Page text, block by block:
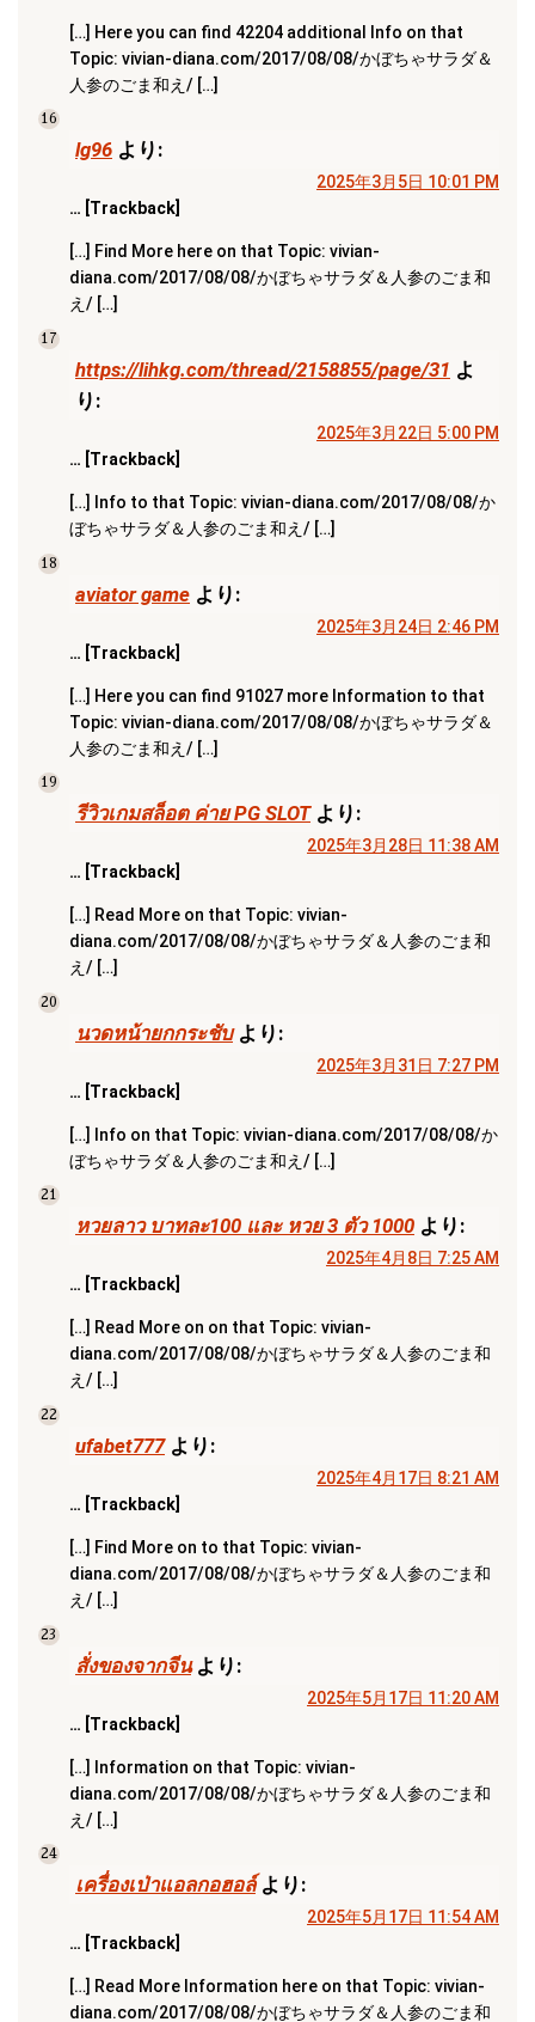
[…] Here you can find 42204 additional Info on that
Topic: vivian-diana.com/2017/08/08/かぼちゃサラダ＆
人参のごま和え/ […]
16
lg96 より:
2025年3月5日 10:01 PM
… [Trackback]
[…] Find More here on that Topic: vivian-
diana.com/2017/08/08/かぼちゃサラダ＆人参のごま和
え/ […]
17
https://lihkg.com/thread/2158855/page/31 よ
り:
2025年3月22日 5:00 PM
… [Trackback]
[…] Info to that Topic: vivian-diana.com/2017/08/08/か
ぼちゃサラダ＆人参のごま和え/ […]
18
aviator game より:
2025年3月24日 2:46 PM
… [Trackback]
[…] Here you can find 91027 more Information to that
Topic: vivian-diana.com/2017/08/08/かぼちゃサラダ＆
人参のごま和え/ […]
19
รีวิวเกมสล็อต ค่าย PG SLOT より:
2025年3月28日 11:38 AM
… [Trackback]
[…] Read More on that Topic: vivian-
diana.com/2017/08/08/かぼちゃサラダ＆人参のごま和
え/ […]
20
นวดหน้ายกกระชับ より:
2025年3月31日 7:27 PM
… [Trackback]
[…] Info on that Topic: vivian-diana.com/2017/08/08/か
ぼちゃサラダ＆人参のごま和え/ […]
21
หวยลาว บาทละ100 และ หวย 3 ตัว 1000 より:
2025年4月8日 7:25 AM
… [Trackback]
[…] Read More on on that Topic: vivian-
diana.com/2017/08/08/かぼちゃサラダ＆人参のごま和
え/ […]
22
ufabet777 より:
2025年4月17日 8:21 AM
… [Trackback]
[…] Find More on to that Topic: vivian-
diana.com/2017/08/08/かぼちゃサラダ＆人参のごま和
え/ […]
23
สั่งของจากจีน より:
2025年5月17日 11:20 AM
… [Trackback]
[…] Information on that Topic: vivian-
diana.com/2017/08/08/かぼちゃサラダ＆人参のごま和
え/ […]
24
เครื่องเป่าแอลกอฮอล์ より:
2025年5月17日 11:54 AM
… [Trackback]
[…] Read More Information here on that Topic: vivian-
diana.com/2017/08/08/かぼちゃサラダ＆人参のごま和